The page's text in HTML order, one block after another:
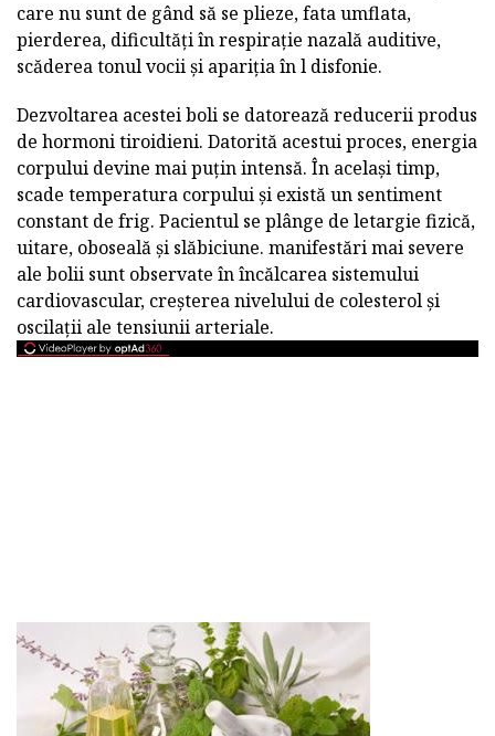
care nu sunt de gând să se plieze, fata umflata,
pierderea, dificultăți în respirație nazală auditive,
scăderea tonul vocii și apariția în l disfonie.
Dezvoltarea acestei boli se datorează reducerii produs
de hormoni tiroidieni. Datorită acestui proces, energia
corpului devine mai puțin intensă. În același timp,
scade temperatura corpului și există un sentiment
constant de frig. Pacientul se plânge de letargie fizică,
uitare, oboseală și slăbiciune. manifestări mai severe
ale bolii sunt observate în încălcarea sistemului
cardiovascular, creșterea nivelului de colesterol și
oscilații ale tensiunii arteriale.